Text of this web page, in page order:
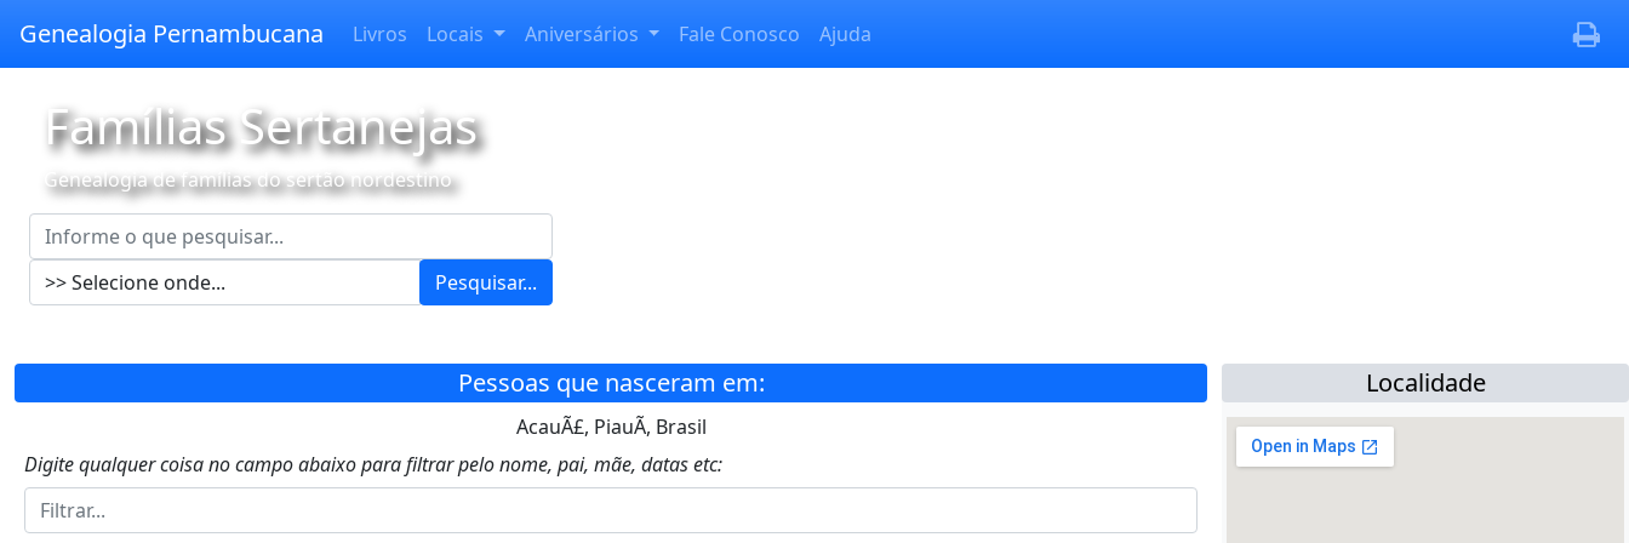
Genealogia Pernambucana Livros Locais Aniversários Fale Conosco Ajuda
Famílias Sertanejas
Genealogia de famílias do sertão nordestino
Pesquisar...
Pessoas que nasceram em:
AcauÃ£, PiauÃ­, Brasil
Digite qualquer coisa no campo abaixo para filtrar pelo nome, pai, mãe, datas etc:
Localidade